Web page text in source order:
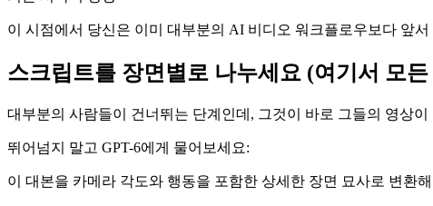
이 시점에서 당신은 이미 대부분의 AI 비디오 워크플로우보다 앞서
스크립트를 장면별로 나누세요 (여기서 모
대부분의 사람들이 건너뛰는 단계인데, 그것이 바로 그들의 영상
뛰어넘지 말고 GPT-6에게 물어보세요:
이 대본을 카메라 각도와 행동을 포함한 상세한 장면 묘사로 변환